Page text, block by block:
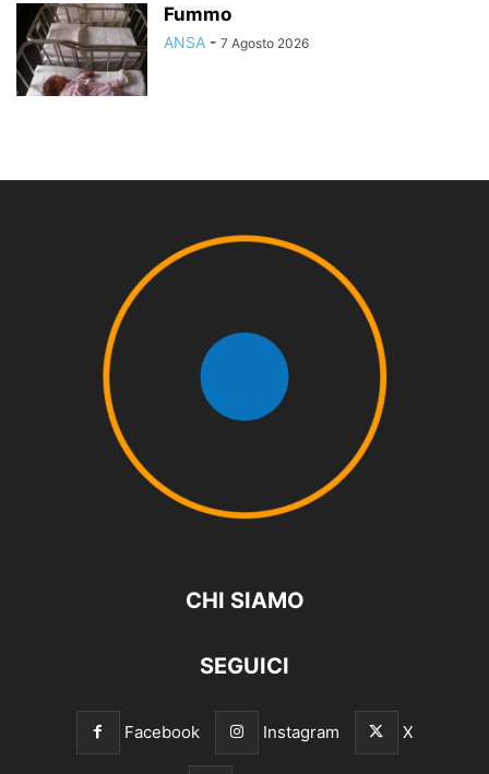
Fummo
ANSA - 7 Agosto 2026
CHI SIAMO
SEGUICI
Facebook Instagram X